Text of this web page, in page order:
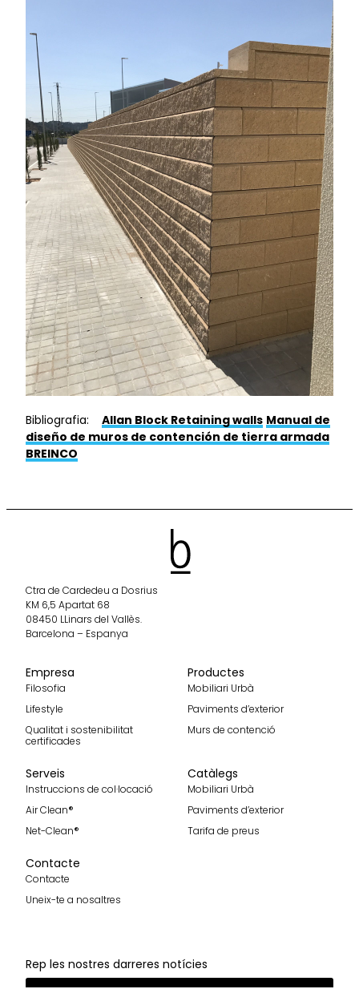
Bibliografia: Allan Block Retaining walls Manual de
diseño de muros de contención de tierra armada
BREINCO
Ctra de Cardedeu a Dosrius
KM 6,5 Apartat 68
08450 LLinars del Vallès.
Barcelona – Espanya
Empresa
Filosofia
Lifestyle
Qualitat i sostenibilitat
certificades
Productes
Mobiliari Urbà
Paviments d’exterior
Murs de contenció
Serveis
Instruccions de col·locació
Air Clean®
Net-Clean®
Catàlegs
Mobiliari Urbà
Paviments d’exterior
Tarifa de preus
Contacte
Contacte
Uneix-te a nosaltres
Rep les nostres darreres notícies